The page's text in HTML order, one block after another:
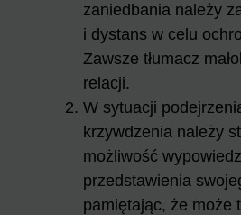
zaniedbania należy
i dystans w celu
Zawsze tłumacz
relacji.
W sytuacji
krzywdzenia należy
możliwość
przedstawienia
pamiętając, że może